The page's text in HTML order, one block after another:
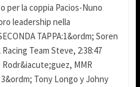
per la coppia Pacios-Nuno
leadership nella
TAPPA:1&ordm; Soren
Team Steve, 2:38:47
Rodr&iacute;guez, MMR
Tony Longo y Johny